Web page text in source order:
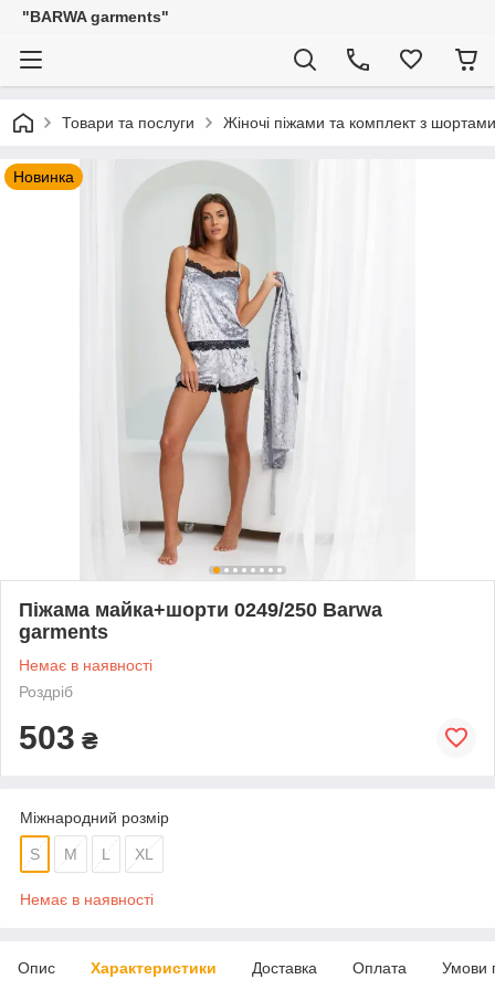
"BARWA garments"
Товари та послуги Жіночі піжами та комплект з шортами
Новинка
Піжама майка+шорти 0249/250 Barwa
garments
Немає в наявності
Роздріб
503 ₴
Міжнародний розмір
S M L XL
Немає в наявності
Опис Характеристики Доставка Оплата Умови